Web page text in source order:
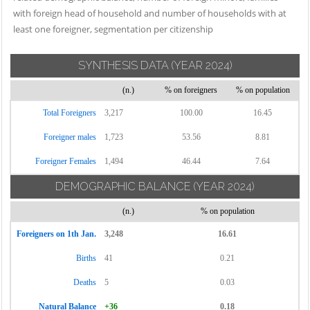
Calvagese della
Riviera
Capriano del
Carpenedolo
Castelcovati
Garda
Manerbio
Marcheno
Marmentino
Mazzano
Milzano
Moniga del
Garda
Monno
Monte Isola
Monticelli Brusati
Montichiari
San Felice del
Benaco
Bresciano
San Paolo
San Zeno
Naviglio
Sarezzo
Saviore
dell'Adamello
Sellero
Soiano del Lago
with foreign head of household and number of households with at
least one foreigner, segmentation per citizenship
SYNTHESIS DATA (YEAR 2024)
(n.) % on foreigners % on population
Total Foreigners 3,217 100.00 16.45
Foreigner males 1,723 53.56 8.81
Foreigner Females 1,494 46.44 7.64
DEMOGRAPHIC BALANCE (YEAR 2024)
(n.) % on population
Foreigners on 1th Jan. 3,248 16.61
Births 41 0.21
Deaths 5 0.03
Natural Balance +36 0.18